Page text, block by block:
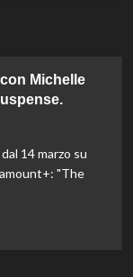
Michelle
14 marzo su
"The